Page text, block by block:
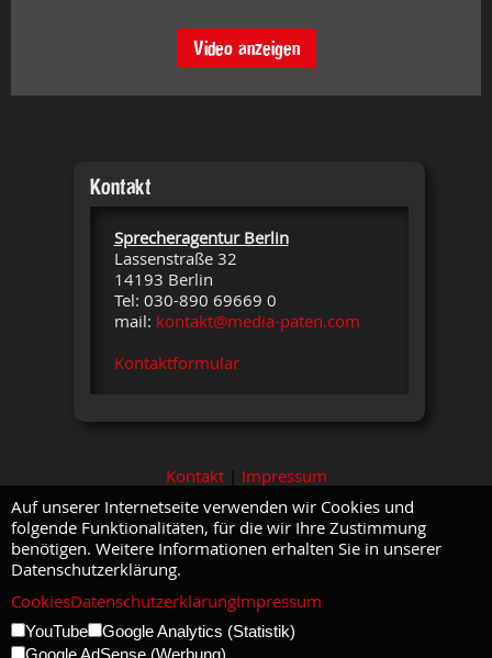
Video anzeigen
Kontakt
Sprecheragentur Berlin
Lassenstraße 32
14193 Berlin
Tel: 030-890 69669 0
mail: kontakt@media-paten.com
Kontaktformular
Kontakt| Impressum
Auf unserer Internetseite verwenden wir Cookies und
folgende Funktionalitäten, für die wir Ihre Zustimmung
benötigen. Weitere Informationen erhalten Sie in unserer
Datenschutzerklärung.
CookiesDatenschutzerklärungImpressum
YouTube
Google Analytics (Statistik)